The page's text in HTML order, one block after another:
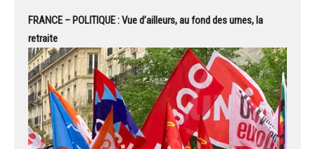
FRANCE – POLITIQUE : Vue d’ailleurs, au fond des urnes, la
retraite